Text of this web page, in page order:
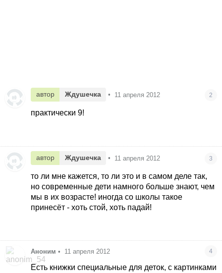
автор Ждушечка • 11 апреля 2012 2
практически 9!
автор Ждушечка • 11 апреля 2012 3
то ли мне кажется, то ли это и в самом деле так,
но современные дети намного больше знают, чем
мы в их возрасте! иногда со школы такое
принесёт - хоть стой, хоть падай!
Аноним • 11 апреля 2012 4
Есть книжки специальные для деток, с картинками